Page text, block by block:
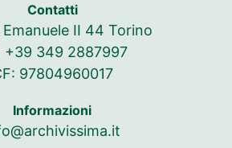
Contatti
Emanuele II 44 Torino
+39 349 2887997
97804960017
Informazioni